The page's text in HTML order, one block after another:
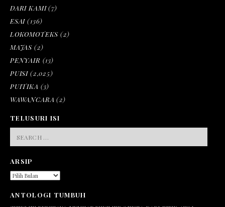
DARI KAMI(7)
ESAI (136)
LOKOMOTEKS (2)
MAJAS (2)
PENYAIR (13)
PUISI (2,025)
PUITIKA (3)
WAWANCARA (2)
TELUSURI ISI
FOR:
ARSIP
ARSIP
ANTOLOGI TUMBUH